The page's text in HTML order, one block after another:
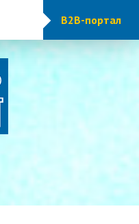
B2B-портал